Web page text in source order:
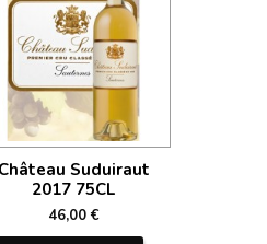
Château Suduiraut
2017 75CL
46,00 €